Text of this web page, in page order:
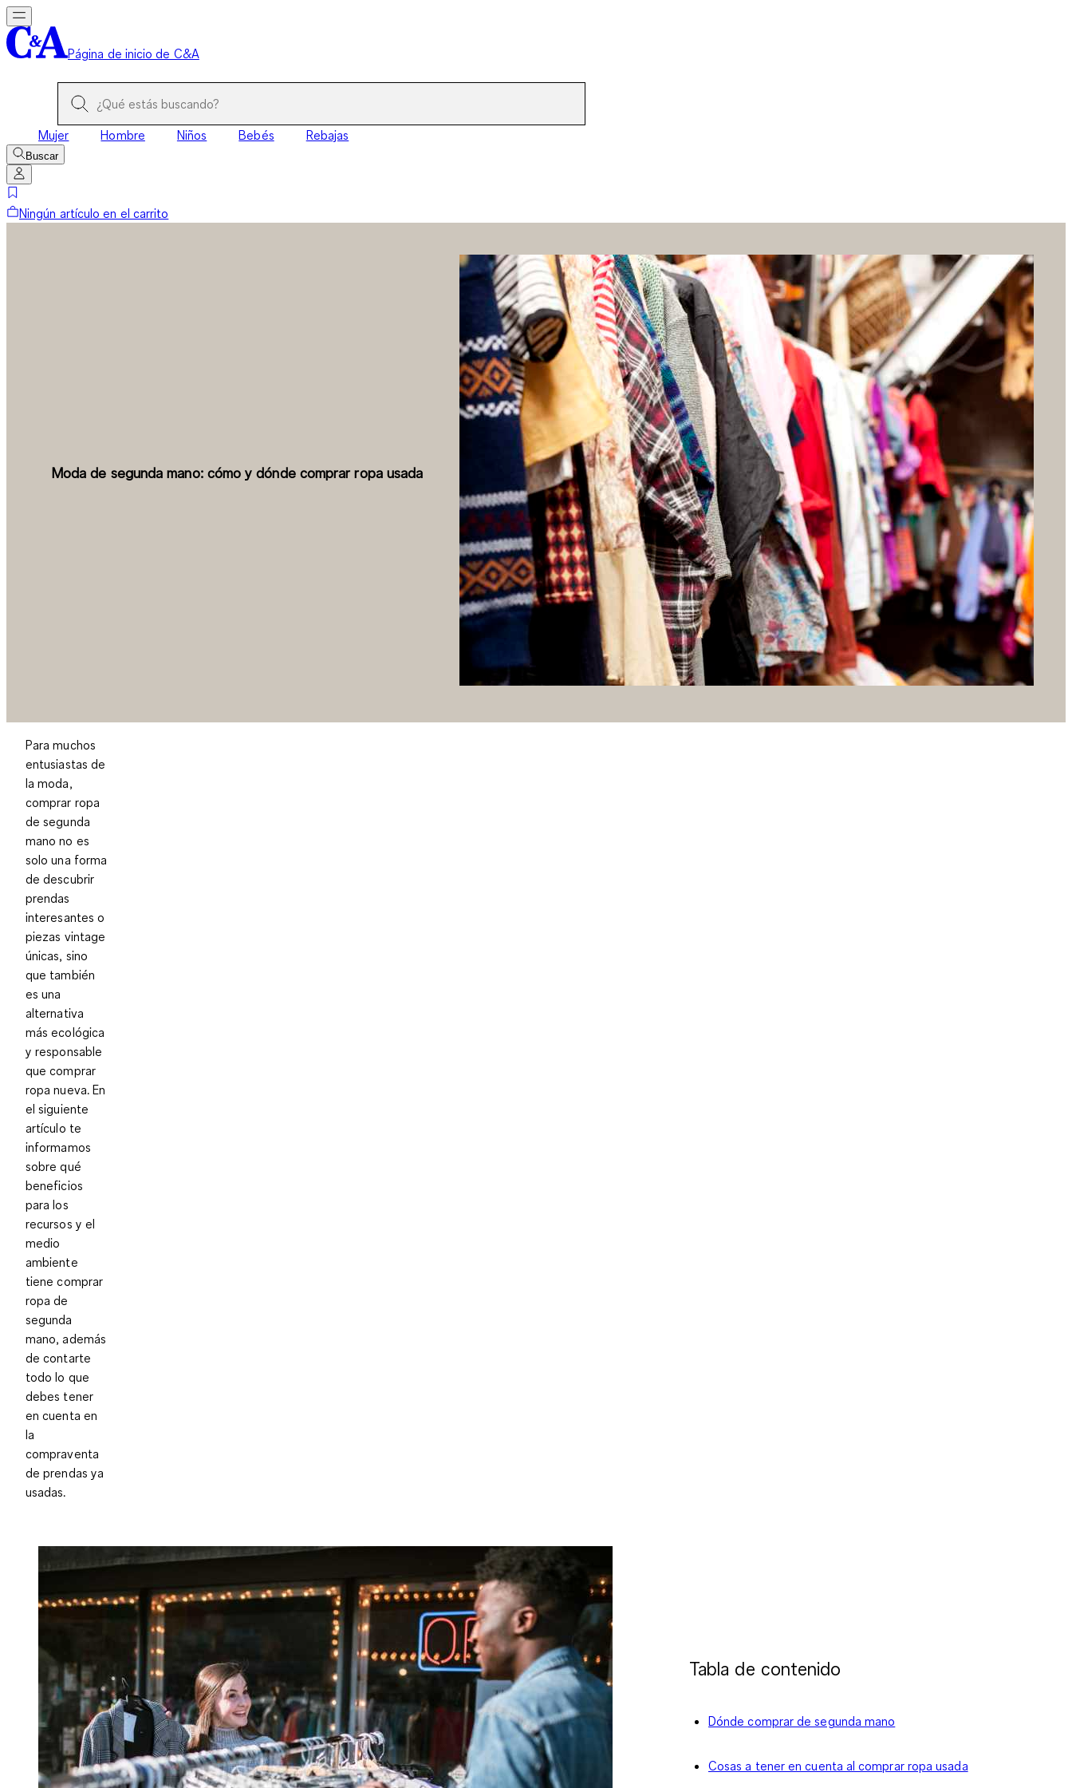
Página de inicio de C&A
Mujer Hombre Niños Bebés Rebajas
Buscar
Ningún artículo en el carrito
Moda de segunda mano: cómo y dónde comprar ropa usada
Para muchos
entusiastas de
la moda,
comprar ropa
de segunda
mano no es
solo una forma
de descubrir
prendas
interesantes o
piezas vintage
únicas, sino
que también
es una
alternativa
más ecológica
y responsable
que comprar
ropa nueva. En
el siguiente
artículo te
informamos
sobre qué
beneficios
para los
recursos y el
medio
ambiente
tiene comprar
ropa de
segunda
mano, además
de contarte
todo lo que
debes tener
en cuenta en
la
compraventa
de prendas ya
usadas.
Tabla de contenido
Dónde comprar de segunda mano
Cosas a tener en cuenta al comprar ropa usada